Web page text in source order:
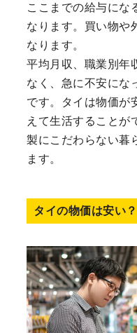
ここまでの給与にな
なります。買い物や
なります。
平均月収、職業別年
なく、急に不安にな
です。タイは物価が
えて生活することが
製にこだわらない暮
ます。
タイの物価は安い？